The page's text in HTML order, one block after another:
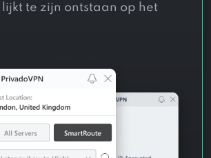
te zijn ontstaan ​​op het